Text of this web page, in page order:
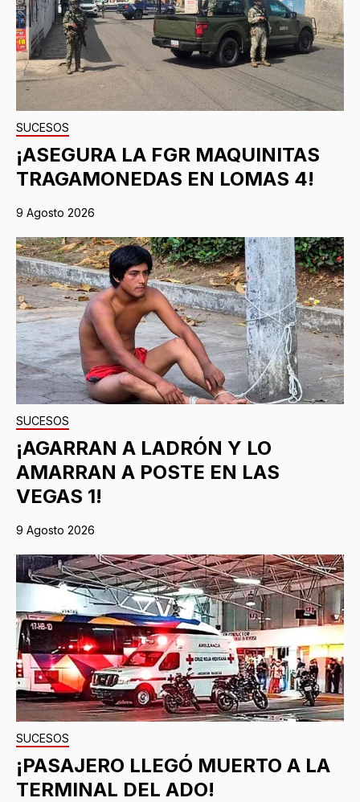
SUCESOS
¡ASEGURA LA FGR MAQUINITAS
TRAGAMONEDAS EN LOMAS 4!
9 Agosto 2026
SUCESOS
¡AGARRAN A LADRÓN Y LO
AMARRAN A POSTE EN LAS
VEGAS 1!
9 Agosto 2026
SUCESOS
¡PASAJERO LLEGÓ MUERTO A LA
TERMINAL DEL ADO!